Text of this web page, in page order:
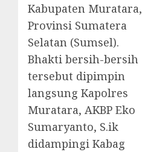
Kabupaten Muratara,
Provinsi Sumatera
Selatan (Sumsel).
Bhakti bersih-bersih
tersebut dipimpin
langsung Kapolres
Muratara, AKBP Eko
Sumaryanto, S.ik
didampingi Kabag